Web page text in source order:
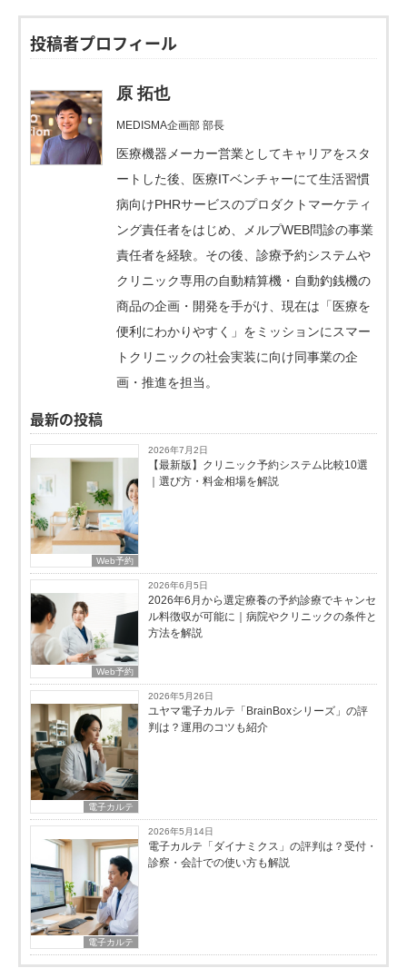
投稿者プロフィール
原 拓也
MEDISMA企画部 部長
医療機器メーカー営業としてキャリアをスタ
ートした後、医療ITベンチャーにて生活習慣
病向けPHRサービスのプロダクトマーケティ
ング責任者をはじめ、メルプWEB問診の事業
責任者を経験。その後、診療予約システムや
クリニック専用の自動精算機・自動釣銭機の
商品の企画・開発を手がけ、現在は「医療を
便利にわかりやすく」をミッションにスマー
トクリニックの社会実装に向け同事業の企
画・推進を担当。
最新の投稿
Web予約
2026年7月2日
【最新版】クリニック予約システム比較10選
｜選び方・料金相場を解説
Web予約
2026年6月5日
2026年6月から選定療養の予約診療でキャンセ
ル料徴収が可能に｜病院やクリニックの条件と
方法を解説
電子カルテ
2026年5月26日
ユヤマ電子カルテ「BrainBoxシリーズ」の評
判は？運用のコツも紹介
電子カルテ
2026年5月14日
電子カルテ「ダイナミクス」の評判は？受付・
診察・会計での使い方も解説